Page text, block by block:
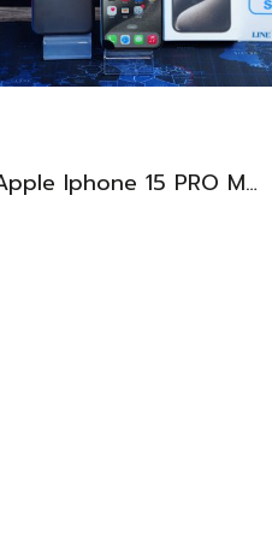
Apple Iphone 15 PRO MAX NATURAL TITANIUM 256GB สุขภาพแบต 87% อุปกรณ์ครบกล่อง ขายเพียง 11,990.-